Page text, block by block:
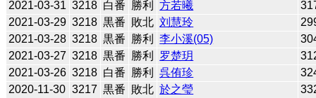
2021-03-31 3218 白番 勝利 方若曦
2021-03-29 3218 黒番 敗北 刘慧玲
2021-03-28 3218 黒番 勝利 李小溪(05)
2021-03-27 3218 黒番 勝利 罗楚玥
2021-03-26 3218 白番 勝利 呉侑珍
2020-11-30 3217 黒番 敗北 於之瑩